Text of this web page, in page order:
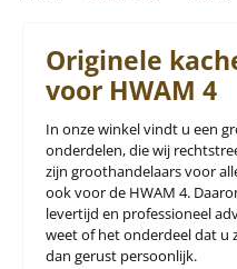
Originele
voor HWAM 4
In onze winkel vindt u een
onderdelen, die wij
zijn groothandelaars voor
ook voor de HWAM 4.
levertijd en professioneel
weet of het onderdeel dat u
dan gerust persoonlijk.